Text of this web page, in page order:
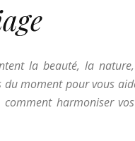
la beauté, la
du moment pour vous
harmoniser